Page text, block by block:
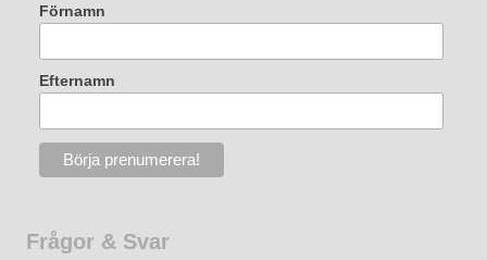
Förnamn
Efternamn
Frågor & Svar